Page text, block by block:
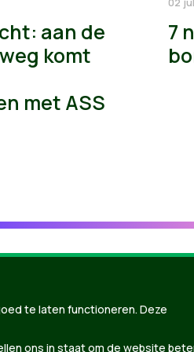
aan de
komt
met ASS
7
te laten functioneren. Deze
ons in staat om de website